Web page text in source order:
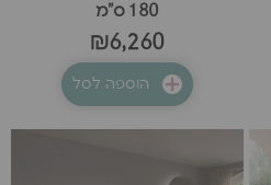
180 ס"מ
₪6,260
הוספה לסל